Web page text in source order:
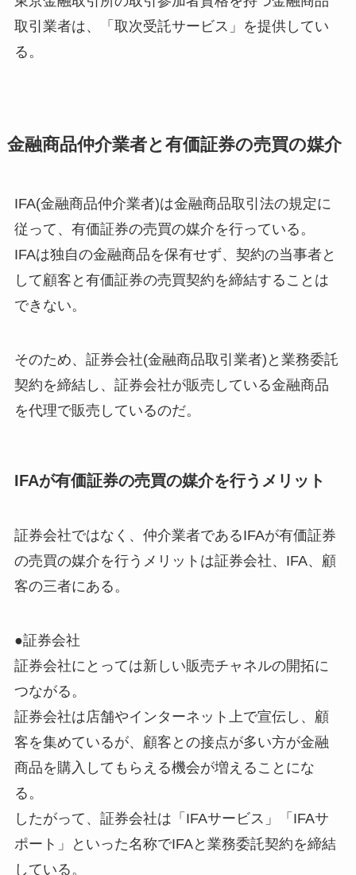
取引業者は、「取次受託サービス」を提供してい
る。
金融商品仲介業者と有価証券の売買の媒介
IFA(金融商品仲介業者)は金融商品取引法の規定に
従って、有価証券の売買の媒介を行っている。
IFAは独自の金融商品を保有せず、契約の当事者と
して顧客と有価証券の売買契約を締結することは
できない。
そのため、証券会社(金融商品取引業者)と業務委託
契約を締結し、証券会社が販売している金融商品
を代理で販売しているのだ。
IFAが有価証券の売買の媒介を行うメリット
証券会社ではなく、仲介業者であるIFAが有価証券
の売買の媒介を行うメリットは証券会社、IFA、顧
客の三者にある。
●証券会社
証券会社にとっては新しい販売チャネルの開拓に
つながる。
証券会社は店舗やインターネット上で宣伝し、顧
客を集めているが、顧客との接点が多い方が金融
商品を購入してもらえる機会が増えることにな
る。
したがって、証券会社は「IFAサービス」「IFAサ
ポート」といった名称でIFAと業務委託契約を締結
している。